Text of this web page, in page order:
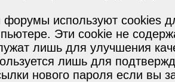
форумы используют cookies
Эти cookie не
лишь для улучшения
лишь для
нового пароля если вы